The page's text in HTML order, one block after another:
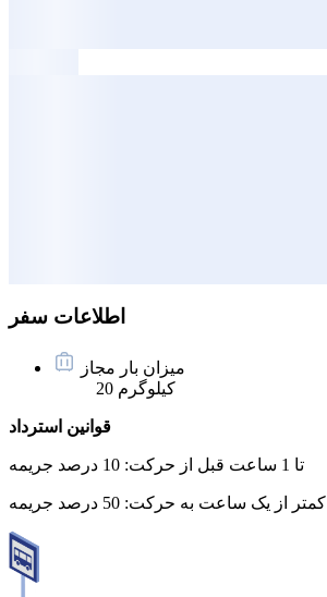
اطلاعات سفر
میزان بار مجاز
20 کیلوگرم
قوانین استرداد
تا 1 ساعت قبل از حرکت: 10 درصد جریمه
کمتر از یک ساعت به حرکت: 50 درصد جریمه